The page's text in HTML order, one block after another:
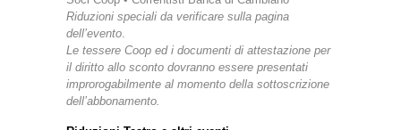
Riduzioni speciali da verificare sulla pagina
dell’evento
Le tessere Coop ed i documenti di attestazione per
il diritto allo sconto dovranno essere presentati
improrogabilmente al momento della sottoscrizione
dell’abbonamento.